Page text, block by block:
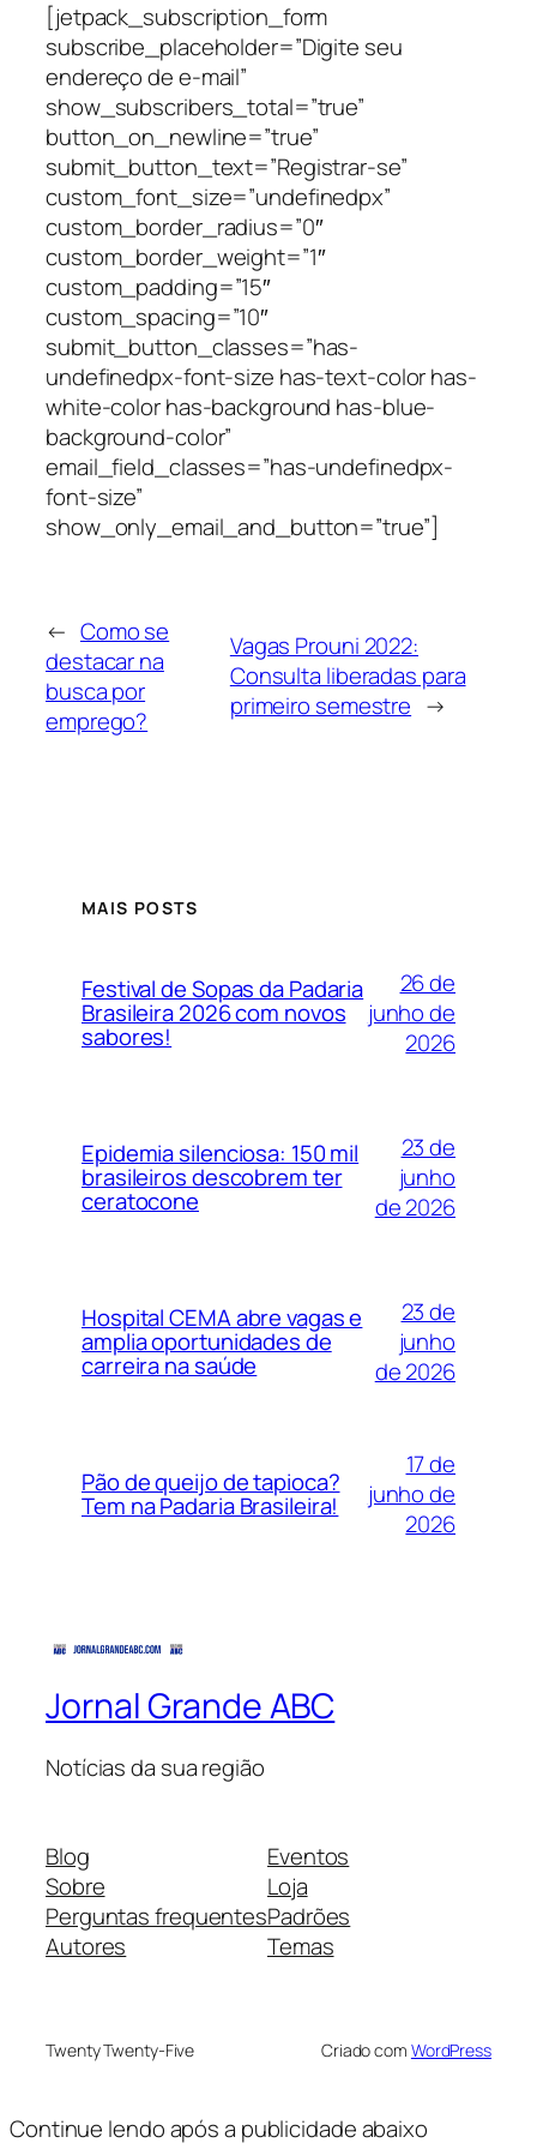
[jetpack_subscription_form
subscribe_placeholder=”Digite seu
endereço de e-mail”
show_subscribers_total=”true”
button_on_newline=”true”
submit_button_text=”Registrar-se”
custom_font_size=”undefinedpx”
custom_border_radius=”0″
custom_border_weight=”1″
custom_padding=”15″
custom_spacing=”10″
submit_button_classes=”has-
undefinedpx-font-size has-text-color has-
white-color has-background has-blue-
background-color”
email_field_classes=”has-undefinedpx-
font-size”
show_only_email_and_button=”true”]
← Como se
destacar na
busca por
emprego?
Vagas Prouni 2022:
Consulta liberadas para
primeiro semestre →
MAIS POSTS
Festival de Sopas da Padaria
Brasileira 2026 com novos
sabores!
26 de
junho de
2026
Epidemia silenciosa: 150 mil
brasileiros descobrem ter
ceratocone
23 de
junho
de 2026
Hospital CEMA abre vagas e
amplia oportunidades de
carreira na saúde
23 de
junho
de 2026
Pão de queijo de tapioca?
Tem na Padaria Brasileira!
17 de
junho de
2026
Jornal Grande ABC
Notícias da sua região
Blog
Sobre
Perguntas frequentes
Autores
Eventos
Loja
Padrões
Temas
Twenty Twenty-Five Criado com WordPress
Continue lendo após a publicidade abaixo